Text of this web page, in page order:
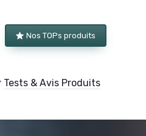
Nos TOPs produits
Tests & Avis Produits